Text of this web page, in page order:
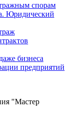
спорам
Юридический
бизнеса
предприятий
"Мастер